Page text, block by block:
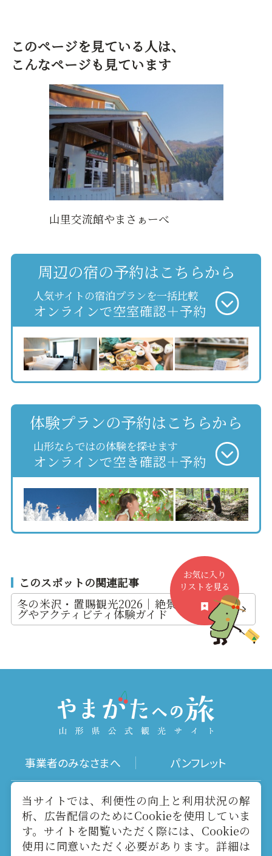
このページを見ている人は、
こんなページも見ています
山里交流館やまさぁーべ
周辺の宿の予約はこちらから
人気サイトの宿泊プランを一括比較
オンラインで空室確認＋予約
体験プランの予約はこちらから
山形ならではの体験を探せます
オンラインで空き確認＋予約
このスポットの関連記事
冬の米沢・置賜観光2026｜絶景トレッキン
グやアクティビティ体験ガイド
お気に入り
リストを見る
事業者のみなさまへ パンフレット
写真ダウンロード 動画ギャラリー
お役立ちリンク 当サイトについて
当サイトでは、利便性の向上と利用状況の解
析、広告配信のためにCookieを使用していま
す。サイトを閲覧いただく際には、Cookieの
使用に同意いただく必要があります。詳細は